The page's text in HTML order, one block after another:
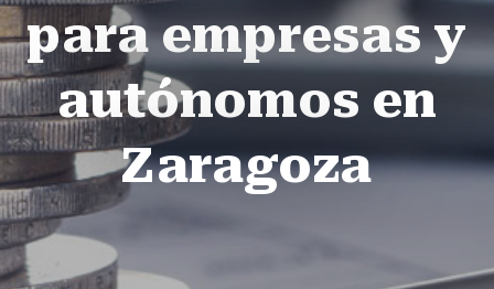
para empresas y
autónomos en
Zaragoza